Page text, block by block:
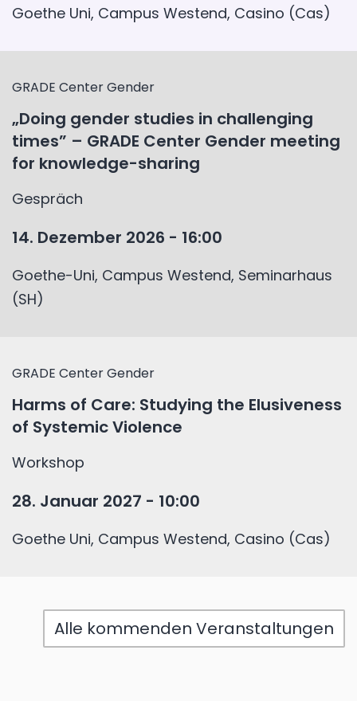
Goethe Uni, Campus Westend, Casino (Cas)
GRADE Center Gender
„Doing gender studies in challenging
times” – GRADE Center Gender meeting
for knowledge-sharing
Gespräch
14. Dezember 2026 - 16:00
Goethe-Uni, Campus Westend, Seminarhaus
(SH)
GRADE Center Gender
Harms of Care: Studying the Elusiveness
of Systemic Violence
Workshop
28. Januar 2027 - 10:00
Goethe Uni, Campus Westend, Casino (Cas)
Alle kommenden Veranstaltungen